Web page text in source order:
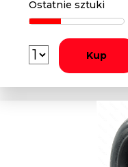
Ostatnie sztuki
Kup